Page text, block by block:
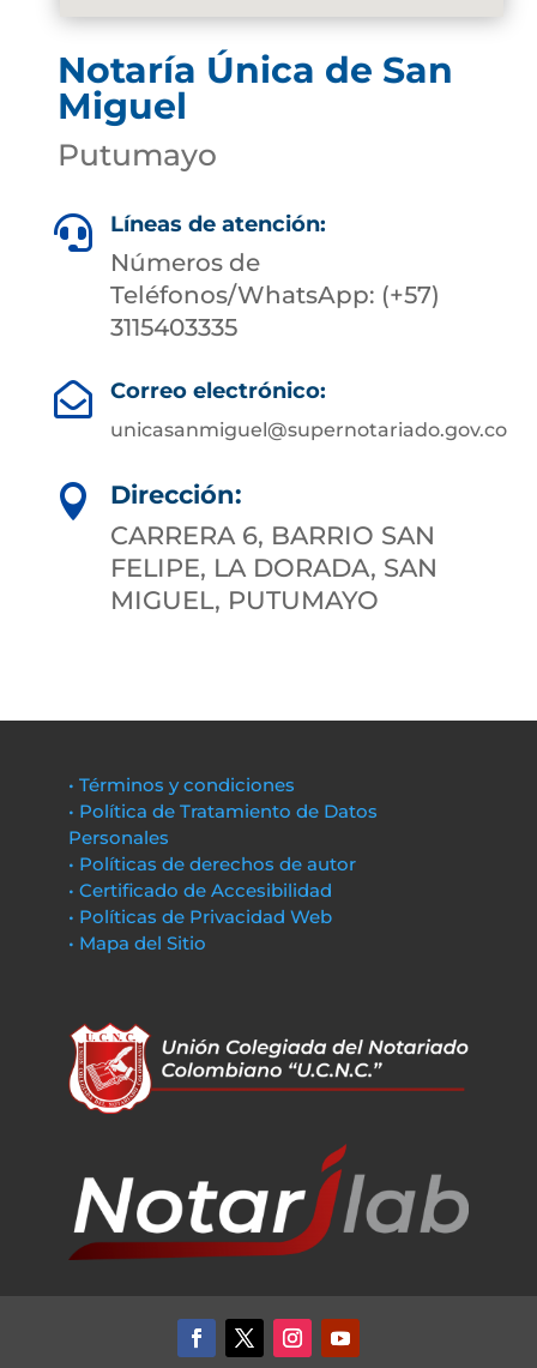
Notaría Única de San
Miguel
Putumayo
 Líneas de atención:
Números de
Teléfonos/WhatsApp: (+57)
3115403335
 Correo electrónico:
unicasanmiguel@supernotariado.gov.co

Dirección:
CARRERA 6, BARRIO SAN
FELIPE, LA DORADA, SAN
MIGUEL, PUTUMAYO
• Términos y condiciones
• Política de Tratamiento de Datos
Personales
• Políticas de derechos de autor
• Certificado de Accesibilidad
• Políticas de Privacidad Web
• Mapa del Sitio